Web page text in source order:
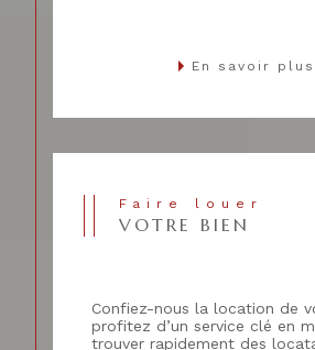
En savoir plus
Faire louer
VOTRE BIEN
Confiez-nous la location de
profitez d’un service clé en
trouver rapidement des